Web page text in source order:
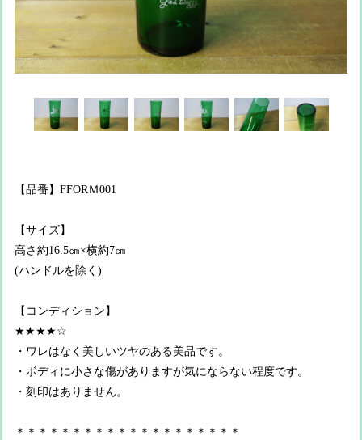
【品番】FFORＭ001
【サイズ】
高さ約16.5㎝×横約7㎝
(ハンドルを除く)
【コンディション】
★★★★☆
・ワレはなく美しいツヤのある美品です。
・ボディに小さな傷がありますが気にならない程度です。
・刻印はありません。
＊＊＊＊＊＊＊＊＊＊＊＊＊＊＊＊＊＊＊＊